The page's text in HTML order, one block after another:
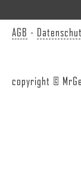
AGB -
copyright ©